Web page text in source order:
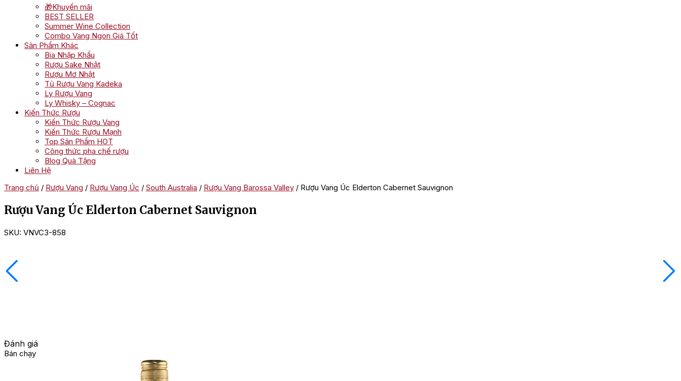
🎁Khuyến mãi
BEST SELLER
Summer Wine Collection
Combo Vang Ngon Giá Tốt
Sản Phẩm Khác
Bia Nhập Khẩu
Rượu Sake Nhật
Rượu Mơ Nhật
Tủ Rượu Vang Kadeka
Ly Rượu Vang
Ly Whisky – Cognac
Kiến Thức Rượu
Kiến Thức Rượu Vang
Kiến Thức Rượu Mạnh
Top Sản Phẩm HOT
Công thức pha chế rượu
Blog Quà Tặng
Liên Hệ
Trang chủ / Rượu Vang / Rượu Vang Úc / South Australia / Rượu Vang Barossa Valley / Rượu Vang Úc Elderton Cabernet Sauvignon
Rượu Vang Úc Elderton Cabernet Sauvignon
SKU: VNVC3-858
Đánh giá
Bán chạy